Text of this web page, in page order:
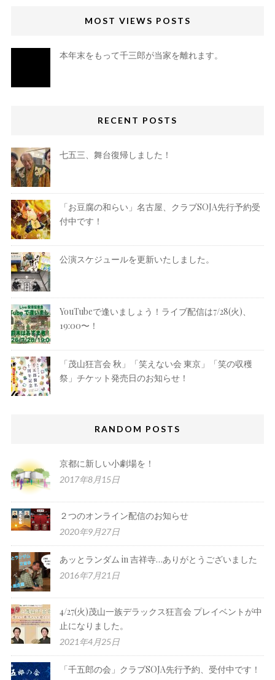
MOST VIEWS POSTS
本年末をもって千三郎が当家を離れます。
RECENT POSTS
七五三、舞台復帰しました！
「お豆腐の和らい」名古屋、クラブSOJA先行予約受
付中です！
公演スケジュールを更新いたしました。
YouTubeで逢いましょう！ライブ配信は7/28(火)、
19:00〜！
「茂山狂言会 秋」「笑えない会 東京」「笑の収穫
祭」チケット発売日のお知らせ！
RANDOM POSTS
京都に新しい小劇場を！
2017年8月15日
２つのオンライン配信のお知らせ
2020年9月27日
あッとランダム in 吉祥寺…ありがとうございました
2016年7月21日
4/27(火)茂山一族デラックス狂言会 プレイベントが中
止になりました。
2021年4月25日
「千五郎の会」クラブSOJA先行予約、受付中です！